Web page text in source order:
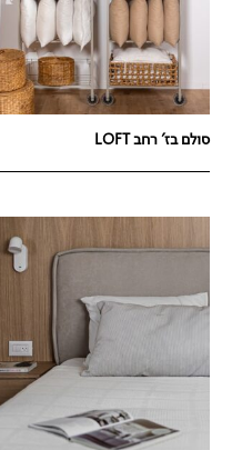
סולם בז' רחב LOFT